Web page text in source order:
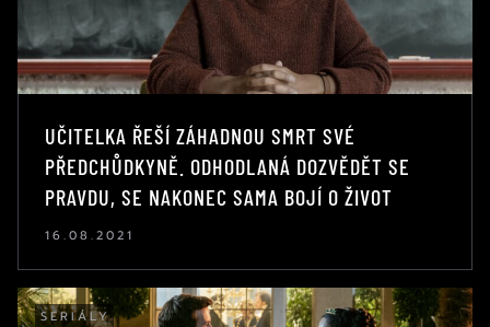
UČITELKA ŘEŠÍ ZÁHADNOU SMRT SVÉ
PŘEDCHŮDKYNĚ. ODHODLANÁ DOZVĚDĚT SE
PRAVDU, SE NAKONEC SAMA BOJÍ O ŽIVOT
16.08.2021
SERIÁLY